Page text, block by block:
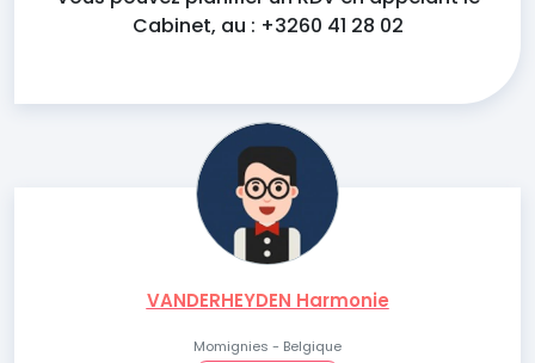
Cabinet, au : +3260 41 28 02
VANDERHEYDEN Harmonie
Momignies - Belgique